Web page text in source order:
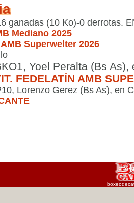
ganadas (10 Ko)-0 derrotas.
Mediano 2025
Superwelter 2026
Yoel Peralta (Bs As),
FEDELATÍN AMB
Lorenzo Gerez (Bs As), en